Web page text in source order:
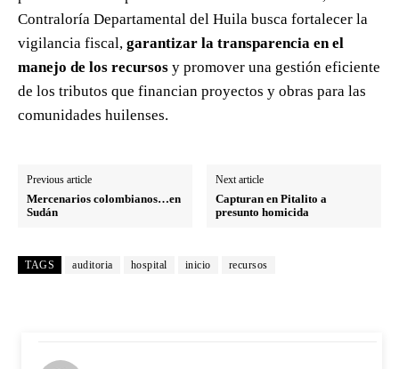
Contraloría Departamental del Huila busca fortalecer la
vigilancia fiscal, garantizar la transparencia en el
manejo de los recursos y promover una gestión eficiente
de los tributos que financian proyectos y obras para las
comunidades huilenses.
Previous article
Mercenarios colombianos…en
Sudán
Next article
Capturan en Pitalito a
presunto homicida
TAGS auditoria hospital inicio recursos